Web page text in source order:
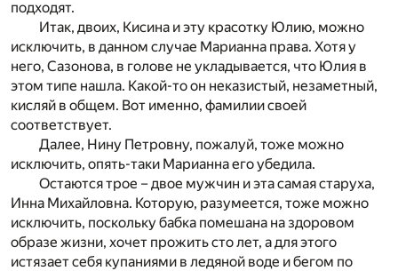
подходят.
Итак, двоих, Кисина и эту красотку Юлию, можно
исключить, в данном случае Марианна права. Хотя у
него, Сазонова, в голове не укладывается, что Юлия в
этом типе нашла. Какой-то он неказистый, незаметный,
кисляй в общем. Вот именно, фамилии своей
соответствует.
Далее, Нину Петровну, пожалуй, тоже можно
исключить, опять-таки Марианна его убедила.
Остаются трое – двое мужчин и эта самая старуха,
Инна Михайловна. Которую, разумеется, тоже можно
исключить, поскольку бабка помешана на здоровом
образе жизни, хочет прожить сто лет, а для этого
истязает себя купаниями в ледяной воде и бегом по